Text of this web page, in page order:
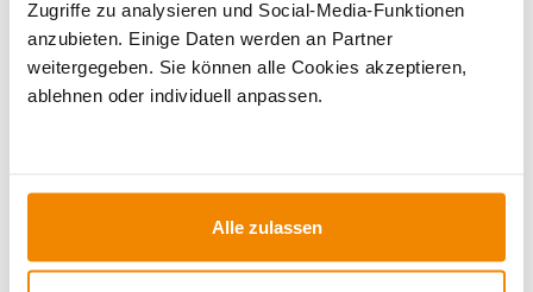
Zugriffe zu analysieren und Social-Media-Funktionen
anzubieten. Einige Daten werden an Partner
weitergegeben. Sie können alle Cookies akzeptieren,
ablehnen oder individuell anpassen.
Alle zulassen